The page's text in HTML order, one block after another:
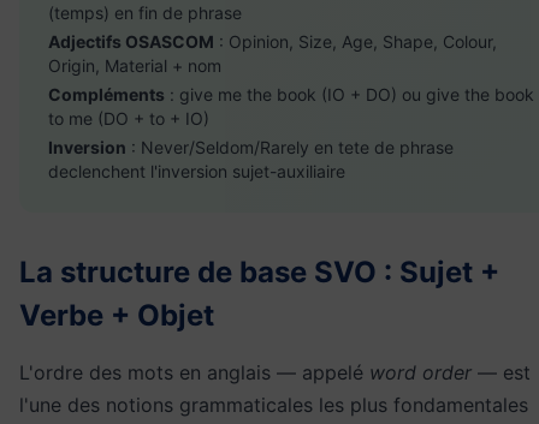
(temps) en fin de phrase
Adjectifs OSASCOM : Opinion, Size, Age, Shape, Colour,
Origin, Material + nom
Compléments : give me the book (IO + DO) ou give the book
to me (DO + to + IO)
Inversion : Never/Seldom/Rarely en tete de phrase
declenchent l'inversion sujet-auxiliaire
La structure de base SVO : Sujet +
Verbe + Objet
L'ordre des mots en anglais — appelé word order — est
l'une des notions grammaticales les plus fondamentales